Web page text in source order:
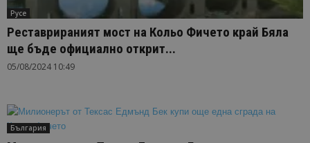
Русе
Реставрираният мост на Кольо Фичето край Бяла
ще бъде официално открит...
05/08/2024 10:49
България